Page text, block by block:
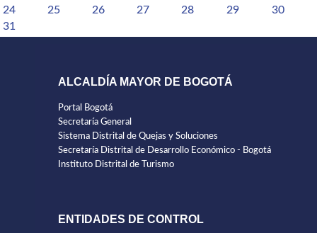
24
25 26 27 28 29
30
31
ALCALDÍA MAYOR DE BOGOTÁ
Portal Bogotá
Secretaría General
Sistema Distrital de Quejas y Soluciones
Secretaría Distrital de Desarrollo Económico - Bogotá
Instituto Distrital de Turismo
ENTIDADES DE CONTROL